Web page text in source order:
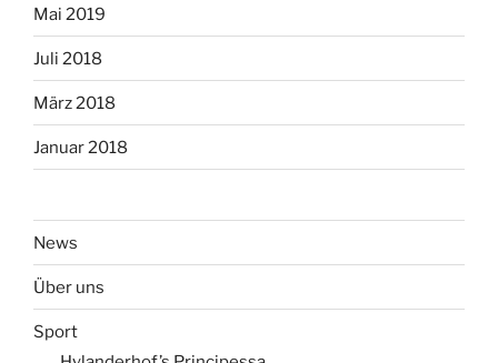
Mai 2019
Juli 2018
März 2018
Januar 2018
News
Über uns
Sport